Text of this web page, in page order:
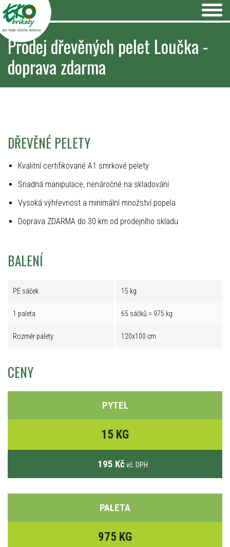
pro teplo Vašeho domova
Prodej dřevěných pelet Loučka -
doprava zdarma
DŘEVĚNÉ PELETY
Kvalitní certifikované A1 smrkové pelety
Snadná manipulace, nenáročné na skladování
Vysoká výhřevnost a minimální množství popela
Doprava ZDARMA do 30 km od prodejního skladu
BALENÍ
PE sáček 15 kg
1 paleta 65 sáčků = 975 kg
Rozměr palety 120x100 cm
CENY
PYTEL
15 KG
195 Kč vč. DPH
PALETA
975 KG